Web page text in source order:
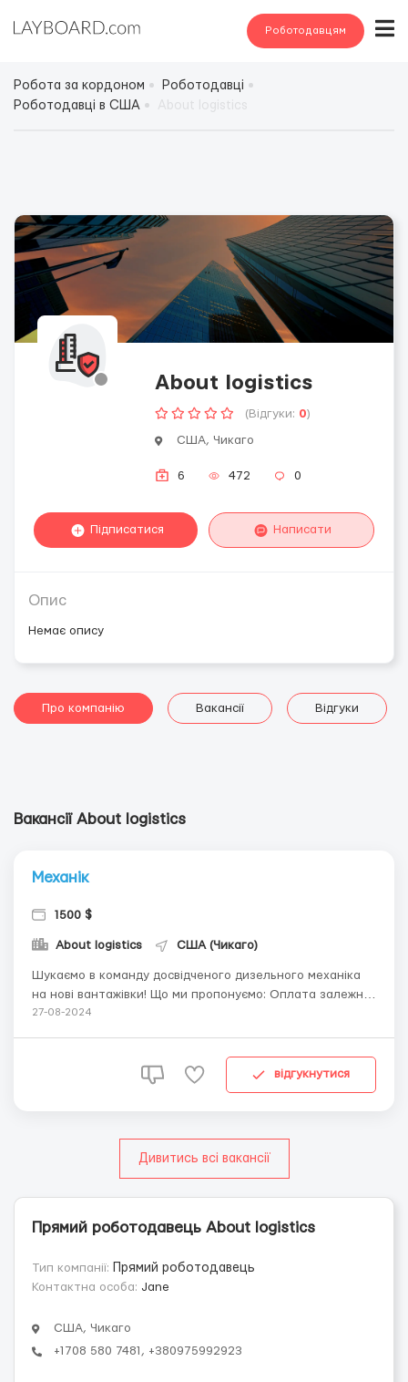
Роботодавцям
Робота за кордоном
Роботодавці
Роботодавці в США
About logistics
(Відгуки: 0)
США, Чикаго
6 472 0
Підписатися Написати
Опис
Немає опису
Про компанію Вакансії Відгуки
Вакансії About logistics
Механік
1500 $
About logistics США (Чикаго)
Шукаємо в команду досвідченого дизельного механіка
на нові вантажівки! Що ми пропонуємо: Оплата залежно
від досвіду $30+ за годину! Чисте та впорядковане
робити: Усунення несправностей т...
27-08-2024
відгукнутися
Дивитись всі вакансії
Прямий роботодавець About logistics
Тип компанії:
Прямий роботодавець
Контактна особа: Jane
США, Чикаго
+1708 580 7481, +380975992923